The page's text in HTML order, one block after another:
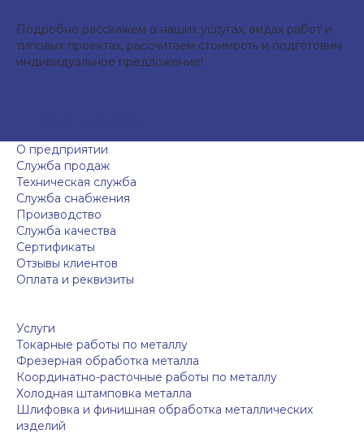
Подробно расскажем о наших услугах, видах работ и
типовых проектах, рассчитаем стоимость и подготовим
индивидуальное предложение!
О предприятии
Служба продаж
Техническая служба
Служба снабжения
Производство
Служба качества
Сертификаты
Отзывы клиентов
Оплата и реквизиты
Услуги
Токарные работы по металлу
Фрезерная обработка металла
Координатно-расточные работы по металлу
Холодная штамповка металла
Шлифовка и финишная обработка металлических
изделий